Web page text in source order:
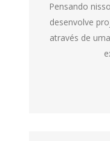
Pensando
desenvolve
através de